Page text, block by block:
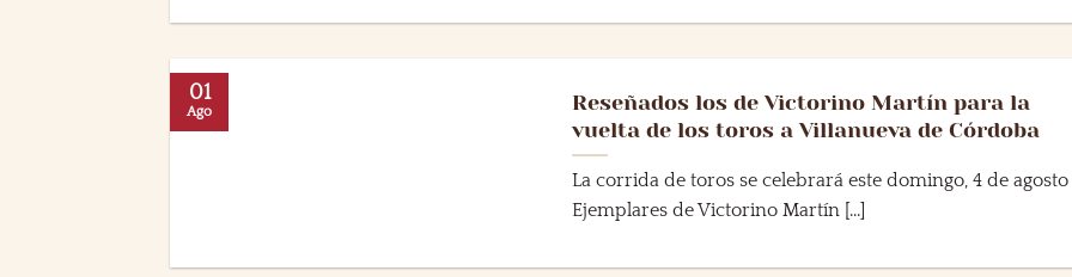
Reseñados los de Victorino Martín para la
vuelta de los toros a Villanueva de Córdoba
La corrida de toros se celebrará este domingo, 4 de agosto
Ejemplares de Victorino Martín [...]
01
Ago